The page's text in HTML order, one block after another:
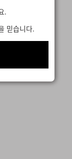
.
믿습니다.